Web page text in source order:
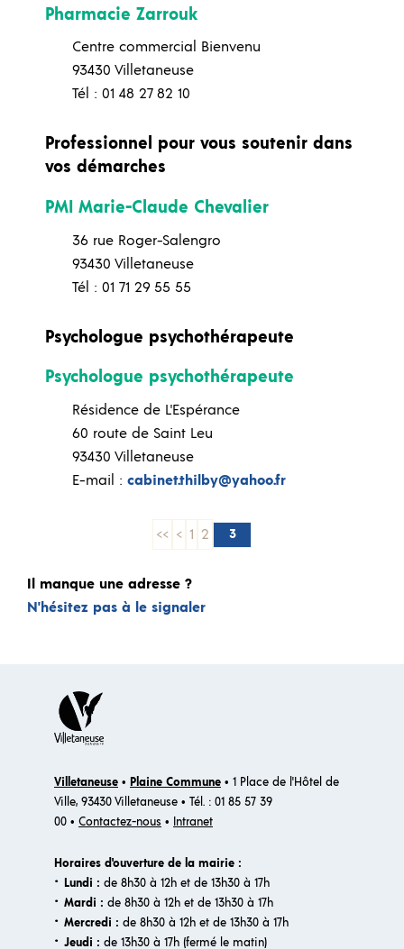
Pharmacie Zarrouk
Centre commercial Bienvenu
93430 Villetaneuse
Tél : 01 48 27 82 10
Professionnel pour vous soutenir dans
vos démarches
PMI Marie-Claude Chevalier
36 rue Roger-Salengro
93430 Villetaneuse
Tél : 01 71 29 55 55
Psychologue psychothérapeute
Psychologue psychothérapeute
Résidence de L'Espérance
60 route de Saint Leu
93430 Villetaneuse
E-mail : cabinet.thilby@yahoo.fr
<< < 1 2 3
Il manque une adresse ?
N'hésitez pas à le signaler
Villetaneuse • Plaine Commune • 1 Place de l'Hôtel de
Ville, 93430 Villetaneuse • Tél. : 01 85 57 39
00 • Contactez-nous • Intranet
Horaires d'ouverture de la mairie :
· Lundi : de 8h30 à 12h et de 13h30 à 17h
· Mardi : de 8h30 à 12h et de 13h30 à 17h
· Mercredi : de 8h30 à 12h et de 13h30 à 17h
· Jeudi : de 13h30 à 17h (fermé le matin)